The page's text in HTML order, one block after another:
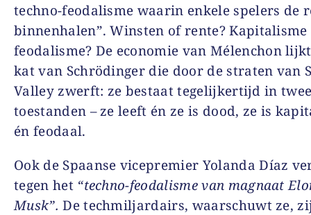
techno-feodalisme waarin enkele spelers de
binnenhalen”. Winsten of rente? Kapitalisme
feodalisme? De economie van Mélenchon
kat van Schrödinger die door de straten van
Valley zwerft: ze bestaat tegelijkertijd in
toestanden – ze leeft én ze is dood, ze is
én feodaal.
Ook de Spaanse vicepremier Yolanda Díaz
tegen het “techno-feodalisme van magnaat
Musk”. De techmiljardairs, waarschuwt ze,